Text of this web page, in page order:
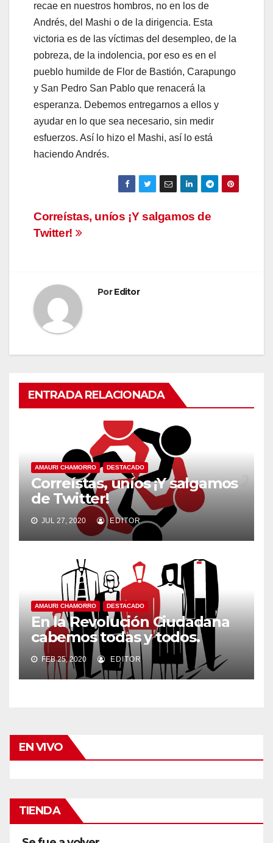
recae en nuestros hombros, no en los de
Andrés, del Mashi o de la dirigencia. Esta
victoria es de las víctimas del desempleo, de la
pobreza, de la indolencia, por eso es en el
pueblo humilde de Flor de Bastión, Carapungo
y San Pedro San Pablo que renacerá la
esperanza. Debemos entregarnos a ellos y
ayudar en lo que sea necesario, sin medir
esfuerzos. Así lo hizo el Mashi, así lo está
haciendo Andrés.
Navegación
de
Correístas, uníos ¡Y salgamos de
Twitter!
PorEditor
ENTRADA RELACIONADA
AMAURI CHAMORRO DESTACADO
Correístas, uníos ¡Y salgamos
de Twitter!
JUL 27, 2020 EDITOR
AMAURI CHAMORRO DESTACADO
En la Revolución Ciudadana
cabemos todas y todos.
FEB 25, 2020 EDITOR
EN VIVO
TIENDA